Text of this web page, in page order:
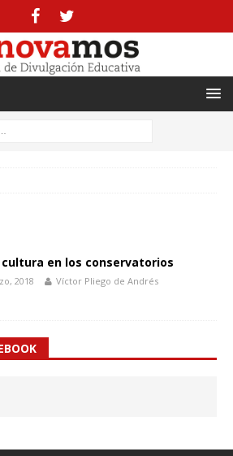
en los conservatorios
2018 Víctor Pliego de Andrés